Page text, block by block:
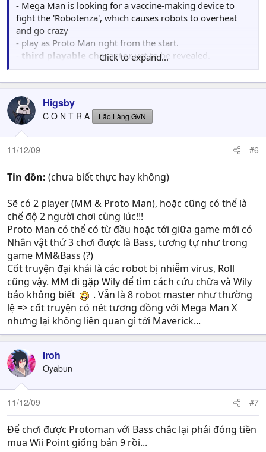
block-shaped enemies appearing as quickly as they can
be disposed of.
Finally, there is the Robot Master revealed: Sheep Man.
Sheep Man is capable of turning himself into four
at an angle before releasing a burst of electricity.
- Mega Man is looking for a vaccine-making device to
fight the 'Robotenza', which causes robots to overheat
and go crazy
- play as Proto Man right from the start.
- third playable characteryet to be revealed.
- computer-themed stage with mouse pointer enemies
that draw boxes to throw at you, color-changing
- lava level, vertically oriented, lava pools, block shaped
enemies that can duplicate themselves, conveyor belts
that push you down
UPDATE:
- Sheep Man: turns into 4 clouds that hover above and
attacks
- features an easy mode
UPDATE 2:Capcom confirms it.
UPDATE 3: Screenshots courtesy of NeoGaf:
Click to expand...
Higsby
C O N T R A Lão Làng GVN
11/12/09 #6
Tin đồn: (chưa biết thực hay không)
Sẽ có 2 player (MM & Proto Man), hoặc cũng có thể là
chế độ 2 người chơi cùng lúc!!!
Proto Man có thể có từ đầu hoặc tới giữa game mới có
Nhân vật thứ 3 chơi được là Bass, tương tự như trong
game MM&Bass (?)
Cốt truyện đại khái là các robot bị nhiễm virus, Roll
cũng vậy. MM đi gặp Wily để tìm cách cứu chữa và Wily
bảo không biết
. Vẫn là 8 robot master như thường
lệ => cốt truyện có nét tương đồng với Mega Man X
nhưng lại không liên quan gì tới Maverick...
Iroh
Oyabun
11/12/09 #7
Để chơi được Protoman với Bass chắc lại phải đóng tiền
mua Wii Point giống bản 9 rồi...